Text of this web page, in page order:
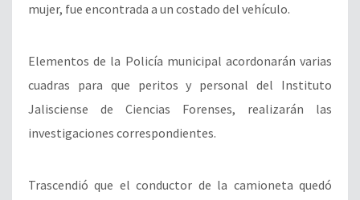
mujer, fue encontrada a un costado del vehículo.
Elementos de la Policía municipal acordonarán varias
cuadras para que peritos y personal del Instituto
Jalisciense de Ciencias Forenses, realizarán las
investigaciones correspondientes.
Trascendió que el conductor de la camioneta quedó